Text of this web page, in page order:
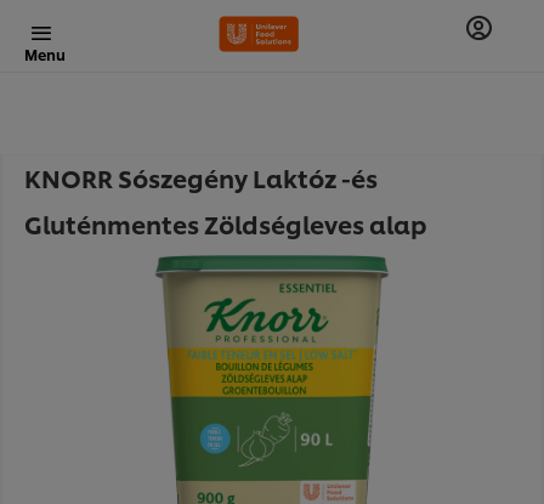
Menu
KNORR Sószegény Laktóz -és
Gluténmentes Zöldségleves alap